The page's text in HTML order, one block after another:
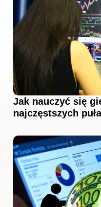
Jak nauczyć się
najczęstszych